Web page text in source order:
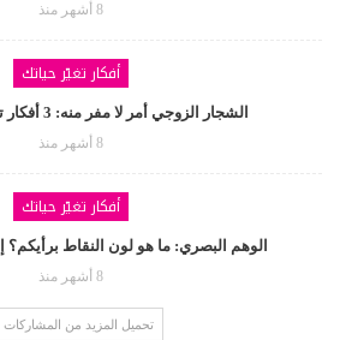
8 أشهر منذ
أفكار تغيّر حياتك
الشجار الزوجي أمر لا مفر منه: 3 أفكار تجعل شجاركما…
8 أشهر منذ
أفكار تغيّر حياتك
الوهم البصري: ما هو لون النقاط
8 أشهر منذ
تحميل المزيد من المشاركات